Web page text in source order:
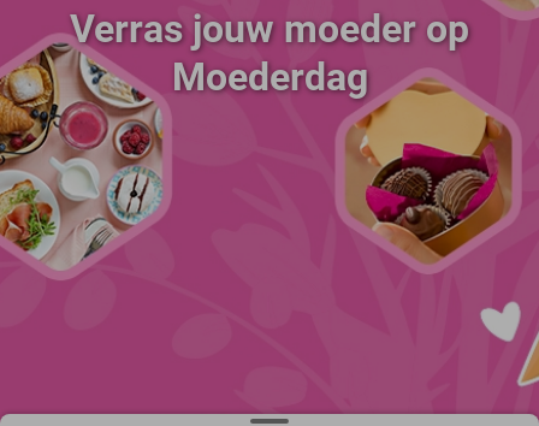
Verras jouw moeder op
Moederdag